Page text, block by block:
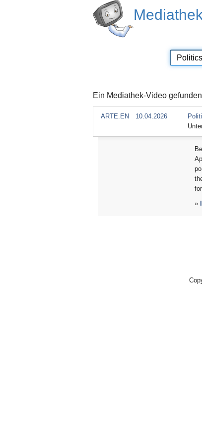
Ein Mediathek-Video
ARTE.EN 10.04.2026
»